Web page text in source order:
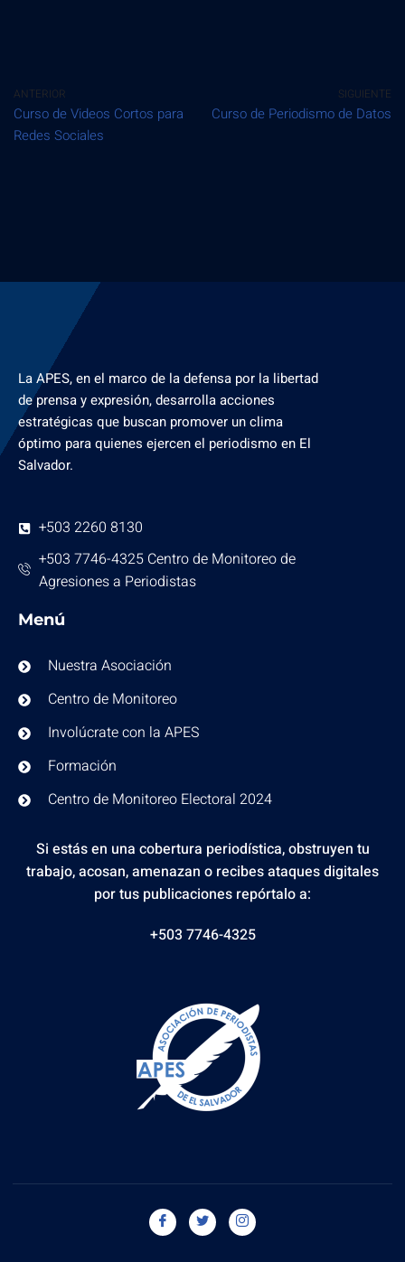
ANTERIOR
Curso de Videos Cortos para
Redes Sociales
SIGUIENTE
Curso de Periodismo de Datos
La APES, en el marco de la defensa por la libertad
de prensa y expresión, desarrolla acciones
estratégicas que buscan promover un clima
óptimo para quienes ejercen el periodismo en El
Salvador.
+503 2260 8130
+503 7746-4325 Centro de Monitoreo de
Agresiones a Periodistas
Menú
Nuestra Asociación
Centro de Monitoreo
Involúcrate con la APES
Formación
Centro de Monitoreo Electoral 2024
Si estás en una cobertura periodística, obstruyen tu
trabajo, acosan, amenazan o recibes ataques digitales
por tus publicaciones repórtalo a:
+503 7746-4325